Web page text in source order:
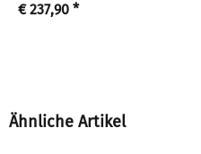
€ 237,90 *
Ähnliche Artikel